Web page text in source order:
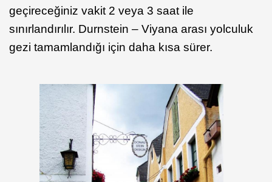
geçireceğiniz vakit 2 veya 3 saat ile
sınırlandırılır. Durnstein – Viyana arası yolculuk
gezi tamamlandığı için daha kısa sürer.